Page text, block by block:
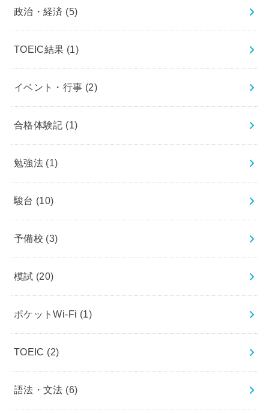
政治・経済 (5)
TOEIC結果 (1)
イベント・行事 (2)
合格体験記 (1)
勉強法 (1)
駿台 (10)
予備校 (3)
模試 (20)
ポケットWi-Fi (1)
TOEIC (2)
語法・文法 (6)